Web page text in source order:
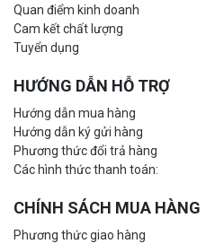
Quan điểm kinh doanh
Cam kết chất lượng
Tuyển dụng
HƯỚNG DẪN HỖ TRỢ
Hướng dẫn mua hàng
Hướng dẫn ký gửi hàng
Phương thức đổi trả hàng
Các hình thức thanh toán:
CHÍNH SÁCH MUA HÀNG
Phương thức giao hàng